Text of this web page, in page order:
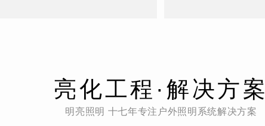
亮化工程·解决方案
明亮照明 十七年专注户外照明系统解决方案